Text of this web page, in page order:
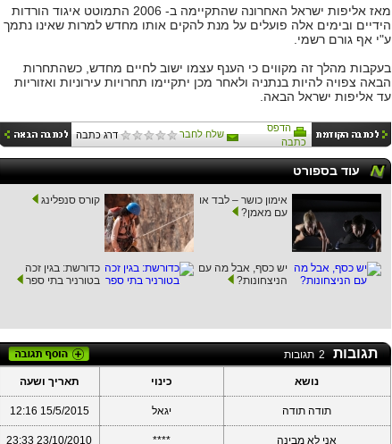
מאז אליפות ישראל האחרונה שהתקיימה ב- 2006 התמוטט איגוד הורדות
הידיים ובימים אלה פועלים על מנת להקים אותו מחדש למרות שאינו נתמך
ע"י אף גורם רשמי.
בעקבות מהלך זה מקווים כי הענף עצמו ישוב לחיים מחדש, כשהתחרות
הבאה צפויה להיות בנתניה ולאחר מכן יתקיימו תחרויות עירוניות ואזוריות
עד אליפות ישראל הבאה.
הדפס
כתבה
שלח לחבר דרג כתבה
עוד בספורט
אימון כושר – לבד או
עם מאמן?
קורס סנפלינג
יש כסף, אבל מה עם
הניצחונות?
כדורשת: בגין זכה
בטורניר בתי ספר
תגובות 2 תגובות
נושא כינוי תאריך ושעה
תודה תודה יגאל 15/5/2015 12:16
אני לא מבינה ****
23/10/2010 23:33